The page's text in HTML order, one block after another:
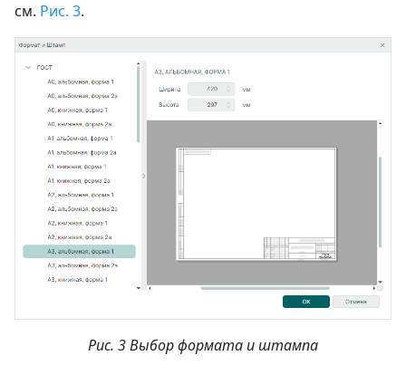
см. Рис. 3.
Рис. 3 Выбор формата и штампа